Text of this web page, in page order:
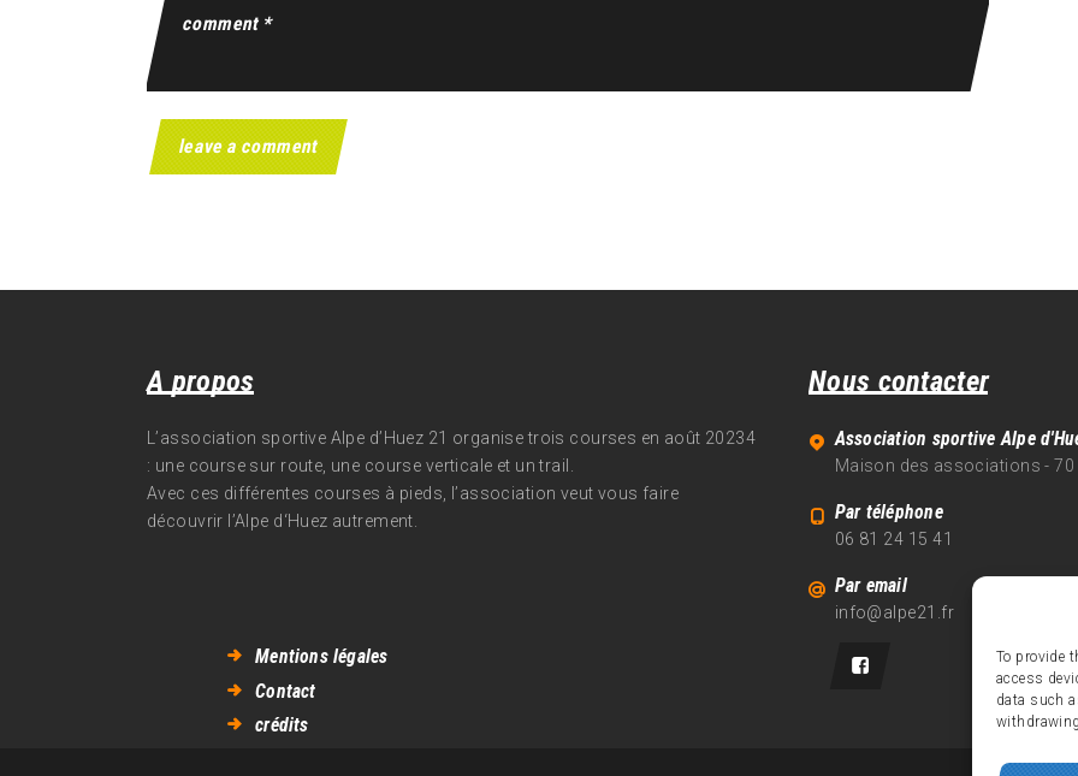
To provide
access
data such
A propos
L’association sportive Alpe d’Huez 21 organise trois courses en août 20234
: une course sur route, une course verticale et un trail.
Avec ces différentes courses à pieds, l’association veut vous faire
découvrir l’Alpe d‘Huez autrement.
Nous contacter
Association sportive Alpe
Maison des associations - 70
Par téléphone
06 81 24 15 41
Par email
info@alpe21.fr
Mentions légales
Contact
crédits